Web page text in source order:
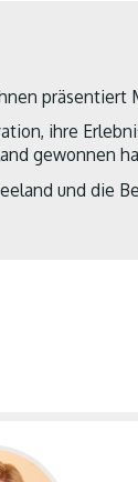
präsentiert
ihre
gewonnen
und die